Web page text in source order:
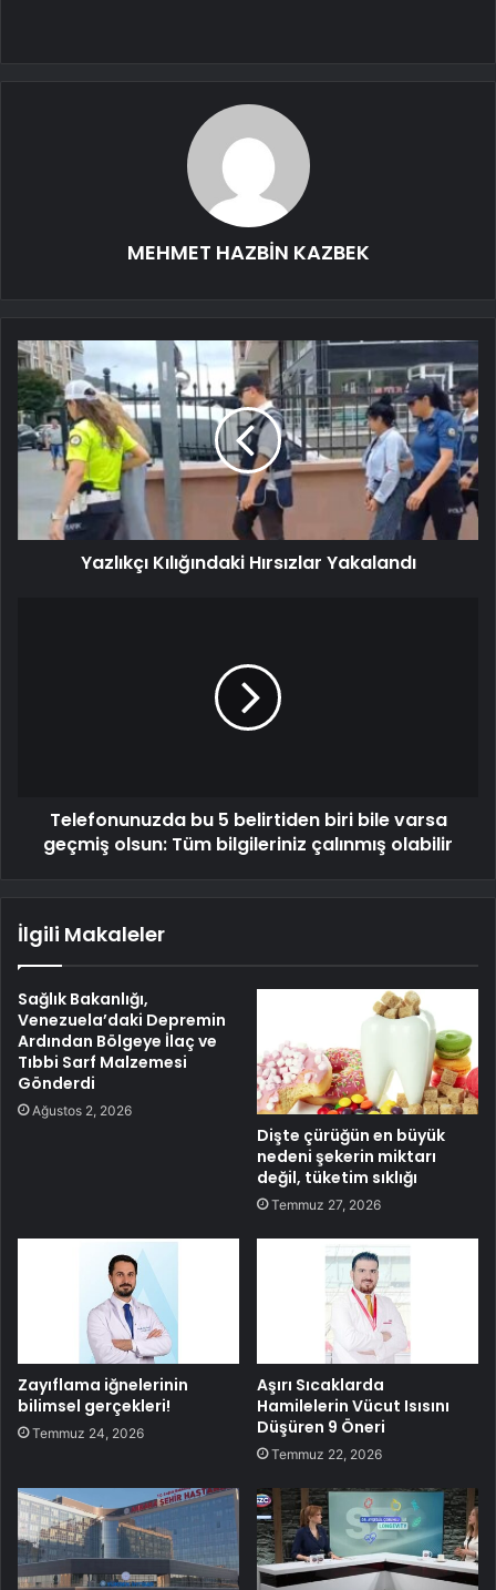
MEHMET HAZBİN KAZBEK
Yazlıkçı Kılığındaki Hırsızlar Yakalandı
Telefonunuzda bu 5 belirtiden biri bile varsa
geçmiş olsun: Tüm bilgileriniz çalınmış olabilir
İlgili Makaleler
Sağlık Bakanlığı,
Venezuela’daki Depremin
Ardından Bölgeye İlaç ve
Tıbbi Sarf Malzemesi
Gönderdi
Ağustos 2, 2026
Dişte çürüğün en büyük
nedeni şekerin miktarı
değil, tüketim sıklığı
Temmuz 27, 2026
Zayıflama iğnelerinin
bilimsel gerçekleri!
Temmuz 24, 2026
Aşırı Sıcaklarda
Hamilelerin Vücut Isısını
Düşüren 9 Öneri
Temmuz 22, 2026